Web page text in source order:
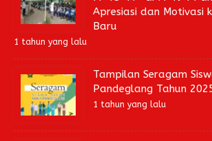
Apresiasi dan Motivasi
Baru
1 tahun yang lalu
Tampilan Seragam
Pandeglang Tahun
1 tahun yang lalu